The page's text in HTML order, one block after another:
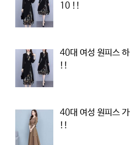
10 !!
40대 여성 원피스
!!
40대 여성 원피스
!!